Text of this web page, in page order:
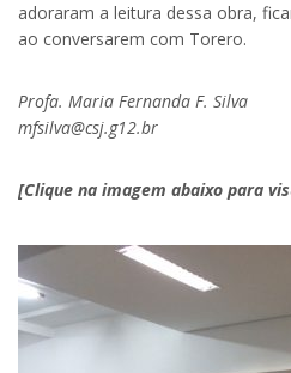
adoraram a leitura dessa obra,
ao conversarem com Torero.
Profa. Maria Fernanda F. Silva
mfsilva@csj.g12.br
[Clique na imagem abaixo para